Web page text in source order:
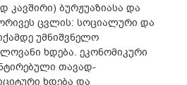
ბურჟუაზიასა და
ცვლის: სოციალური და
უმნიშვნელო
ხდება. ეკონომიკური
თავად-
ხდება და